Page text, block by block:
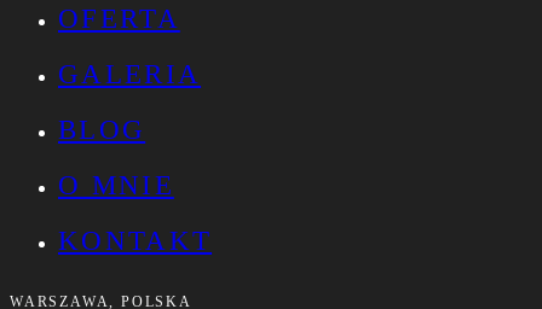
OFERTA
GALERIA
BLOG
O MNIE
KONTAKT
WARSZAWA, POLSKA